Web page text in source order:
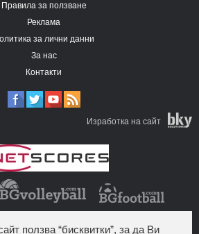
Правила за ползване
Реклама
за лични данни
За нас
Контакти
Изработка на сайт
ползва “бисквитки”, за да Ви